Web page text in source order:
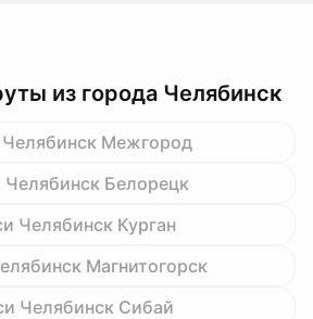
из города Челябинск
Челябинск Межгород
Челябинск Белорецк
Челябинск Курган
Магнитогорск
Челябинск Сибай